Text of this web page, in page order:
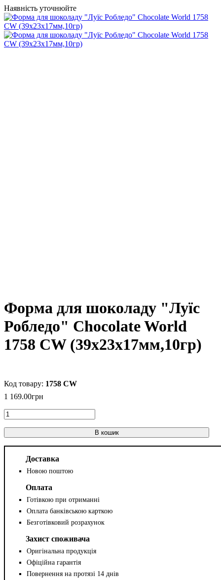
Наявність уточнюйте
Форма для шоколаду "Луїс
Робледо" Chocolate World
1758 CW (39x23x17мм,10гр)
1758 CW
1 169.00грн
В кошик
Доставка
Новою поштою
Оплата
Готівкою при отриманні
Оплата банківською карткою
Безготівковий розрахунок
Захист споживача
Оригінальна продукція
Офіційна гарантія
Повернення на протязі 14 днів